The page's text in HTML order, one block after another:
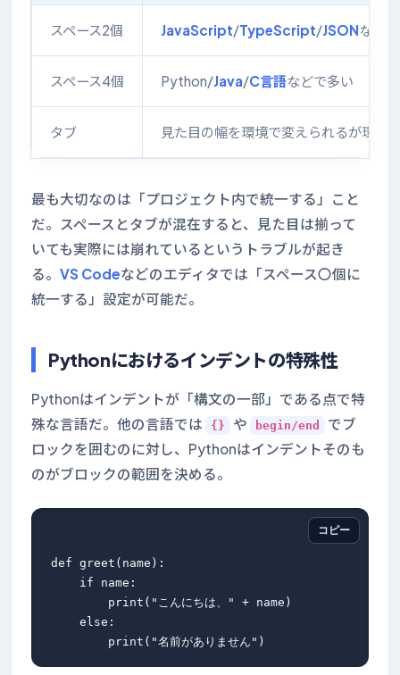
スペース2個 JavaScript/TypeScript/JSONなど
スペース4個 Python/Java/C言語などで多い
タブ 見た目の幅を環境で変えられるが環境
最も大切なのは「プロジェクト内で統一する」こと
だ。スペースとタブが混在すると、見た目は揃って
いても実際には崩れているというトラブルが起き
る。 VS Codeなどのエディタでは「スペース〇個に
統一する」設定が可能だ。
Pythonにおけるインデントの特殊性
Pythonはインデントが「構文の一部」である点で特
殊な言語だ。他の言語では
{} や begin/end
でブ
ロックを囲むのに対し、Pythonはインデントそのも
のがブロックの範囲を決める。
コピー
def greet(name):
    if name:
        print("こんにちは、" + name)
    else: